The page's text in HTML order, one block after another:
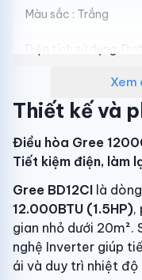
Màu sắc : Trắng
Diện tích sử dụng:
Chức năng: 1 chiều
Công suất : 1.5 HP –
Loại điều hòa: Điều
Hiệu suất năng lượng
Nguồn điện:
Độ ồn : Dàn lạnh: 38
Xem
Thiết kế và
Điều hòa Gree
Tiết kiệm điện, làm
Gree BD12CI là dòng
12.000BTU (1.5HP),
gian nhỏ dưới 20m².
nghệ Inverter giúp
ái và duy trì nhiệt độ